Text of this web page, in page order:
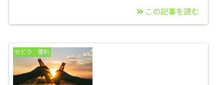
たずら落札者を放置し
ていると課金されま
す。汗
この記事を読む
せどり 便利